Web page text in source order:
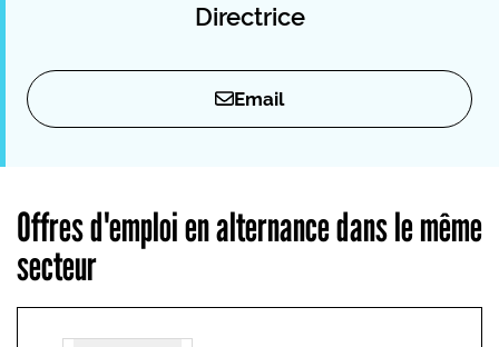
Directrice
Email
Offres d'emploi en alternance dans le même
secteur